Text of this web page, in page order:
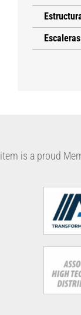
item is a proud